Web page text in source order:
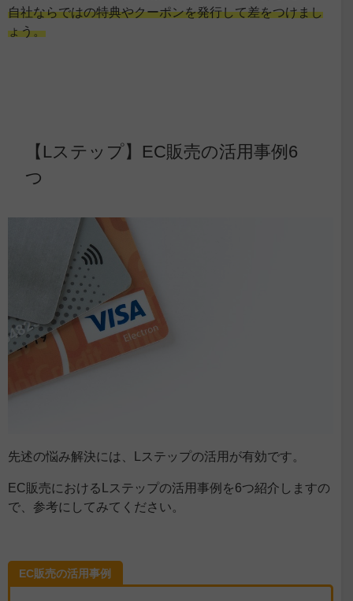
自社ならではの特典やクーポンを発行して差をつけまし
ょう。
【Lステップ】EC販売の活用事例6
つ
先述の悩み解決には、Lステップの活用が有効です。
EC販売におけるLステップの活用事例を6つ紹介しますの
で、参考にしてみてください。
EC販売の活用事例